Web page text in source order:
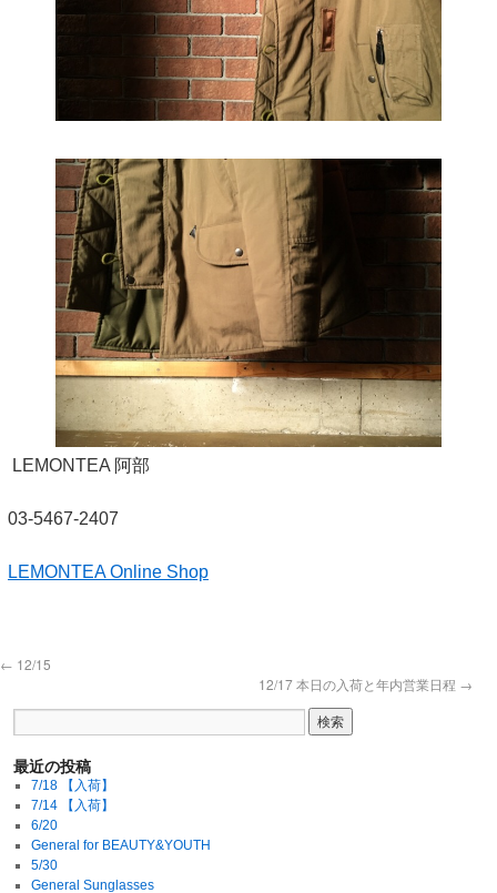
LEMONTEA 阿部
03-5467-2407
LEMONTEA Online Shop
← 12/15
12/17 本日の入荷と年内営業日程 →
最近の投稿
7/18 【入荷】
7/14 【入荷】
6/20
General for BEAUTY&YOUTH
5/30
General Sunglasses